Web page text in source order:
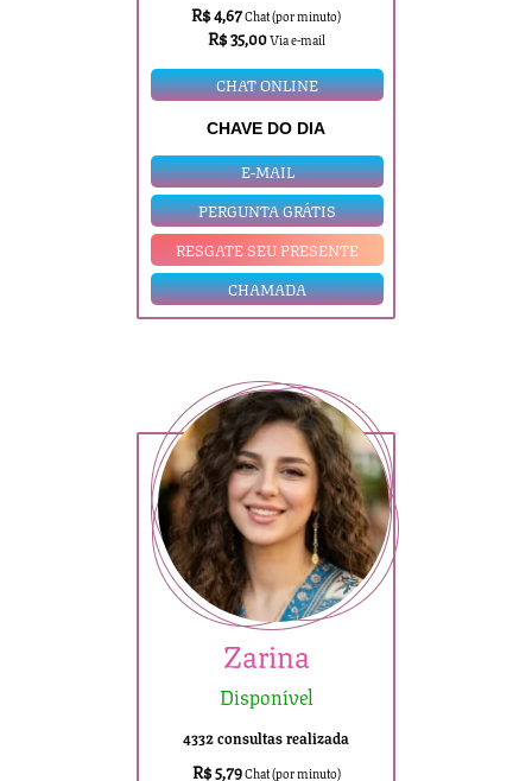
R$ 4,67Chat (por minuto)
R$ 35,00Via e-mail
CHAT ONLINE
CHAVE DO DIA
E-MAIL
PERGUNTA GRÁTIS
RESGATE SEU PRESENTE
CHAMADA
Zarina
Disponível
4332 consultas realizada
R$ 5,79Chat (por minuto)